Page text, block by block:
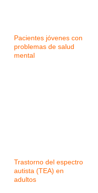
Pacientes jóvenes con
problemas de salud
mental
Trastorno del espectro
autista (TEA) en
adultos